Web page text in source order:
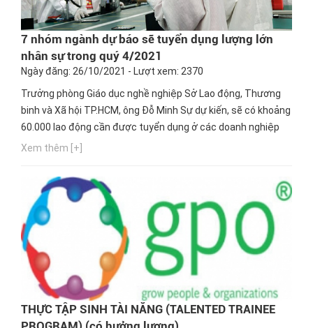
7 nhóm ngành dự báo sẽ tuyển dụng lượng lớn
nhân sự trong quý 4/2021
Ngày đăng: 26/10/2021 - Lượt xem: 2370
Trưởng phòng Giáo dục nghề nghiệp Sở Lao động, Thương
binh và Xã hội TP.HCM, ông Đỗ Minh Sự dự kiến, sẽ có khoảng
60.000 lao động cần được tuyển dụng ở các doanh nghiệp
tại TP.HCM trong quý 4/2021. Ngay bây giờ, hãy cùng Hướng
Xem thêm [+]
THỰC TẬP SINH TÀI NĂNG (TALENTED TRAINEE